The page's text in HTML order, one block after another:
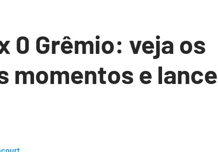
0 Grêmio: veja os
momentos e